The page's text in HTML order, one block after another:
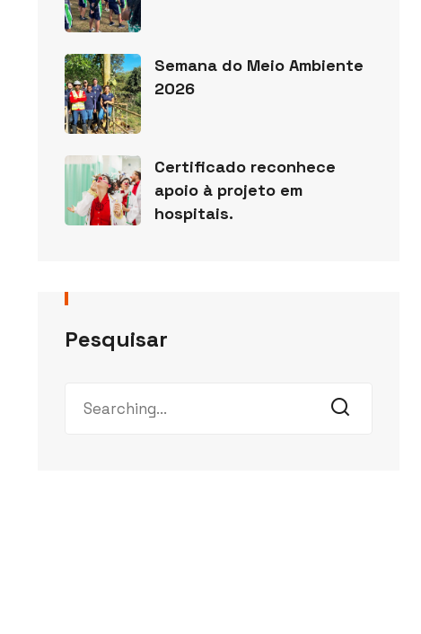
Semana do Meio Ambiente
2026
Certificado reconhece
apoio à projeto em
hospitais.
Pesquisar